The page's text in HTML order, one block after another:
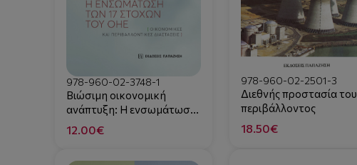
978-960-02-3748-1
Βιώσιμη οικονομική
ανάπτυξη: Η ενσωμάτωση
των 17 στόχων του ΟΗΕ
12.00€
978-960-02-2501-3
Διεθνής προστασία του
περιβάλλοντος
18.50€